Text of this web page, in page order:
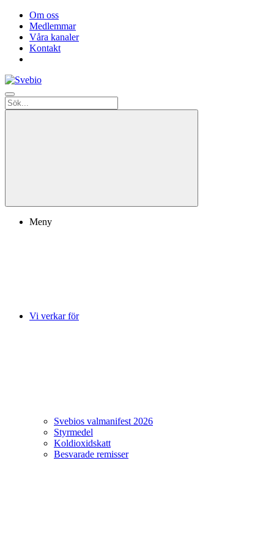
Om oss
Medlemmar
Våra kanaler
Kontakt
Meny
Vi verkar för
Svebios valmanifest 2026
Styrmedel
Koldioxidskatt
Besvarade remisser